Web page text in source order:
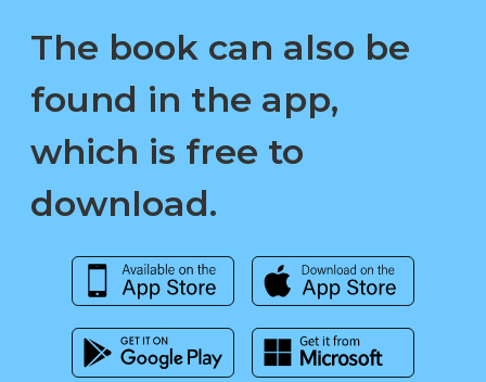
The book can also be
found in the app,
which is free to
download.